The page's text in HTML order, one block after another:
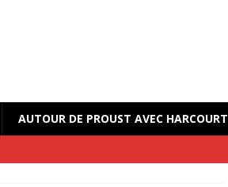
AUTOUR DE PROUST AVEC HARCOURT